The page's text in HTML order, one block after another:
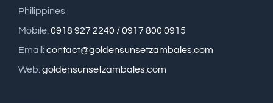
Philippines
Mobile:0918 927 2240 / 0917 800 0915
Email:contact@goldensunsetzambales.com
Web:goldensunsetzambales.com